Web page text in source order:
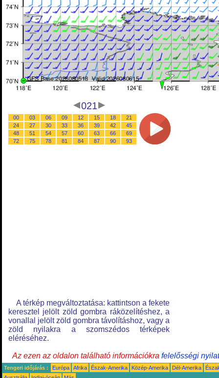
021
00 03 06 09 12 15 18
21
24
27 30 33 36 39 42
45
48
51 54 57 60 63 66
69
72
75 78 81 84 87 90 93
A térkép megváltoztatása: kattintson a fekete
keresztel jelölt zöld gombra ráközelítéshez, a
vonallal jelölt zöld gombra távolításhoz, vagy a
zöld nyilakra a szomszédos térképek
eléréséhez.
Az ezen az oldalon található információkra felelősségi
Tengeri időjárás : Európa Afrika Észak-Amerika Közép-Amerika Dél-Amerika